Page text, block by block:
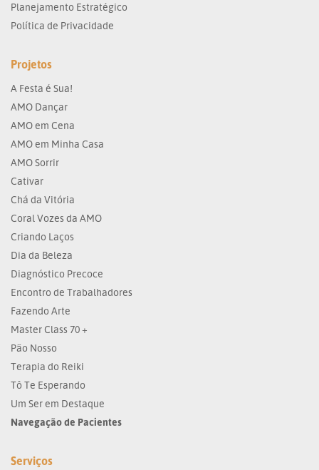
Planejamento Estratégico
Política de Privacidade
Projetos
A Festa é Sua!
AMO Dançar
AMO em Cena
AMO em Minha Casa
AMO Sorrir
Cativar
Chá da Vitória
Coral Vozes da AMO
Criando Laços
Dia da Beleza
Diagnóstico Precoce
Encontro de Trabalhadores
Fazendo Arte
Master Class 70 +
Pão Nosso
Terapia do Reiki
Tô Te Esperando
Um Ser em Destaque
Navegação de Pacientes
Serviços